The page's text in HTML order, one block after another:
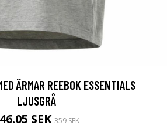
ÄRMAR REEBOK ESSENTIALS
LJUSGRÅ
SEK 359 SEK